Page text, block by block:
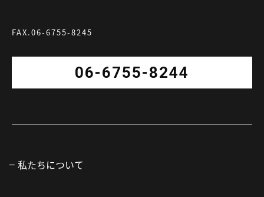
FAX.06-6755-8245
06-6755-8244
私たちについて